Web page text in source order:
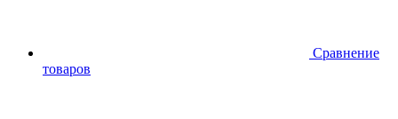
Сравнение
товаров